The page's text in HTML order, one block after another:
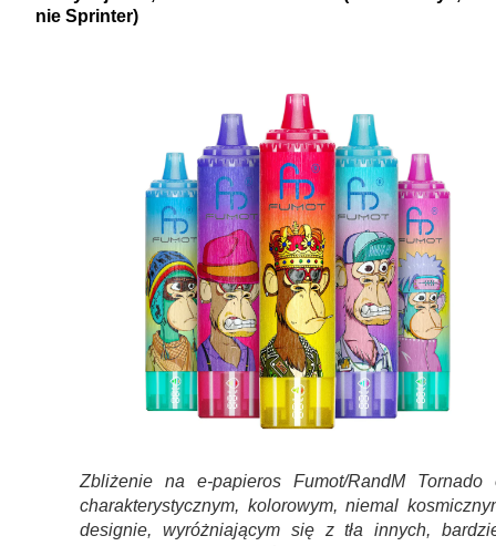
nie Sprinter)
Zbliżenie na e-papieros Fumot/RandM Tornado
charakterystycznym, kolorowym, niemal
designie, wyróżniającym się z tła innych,